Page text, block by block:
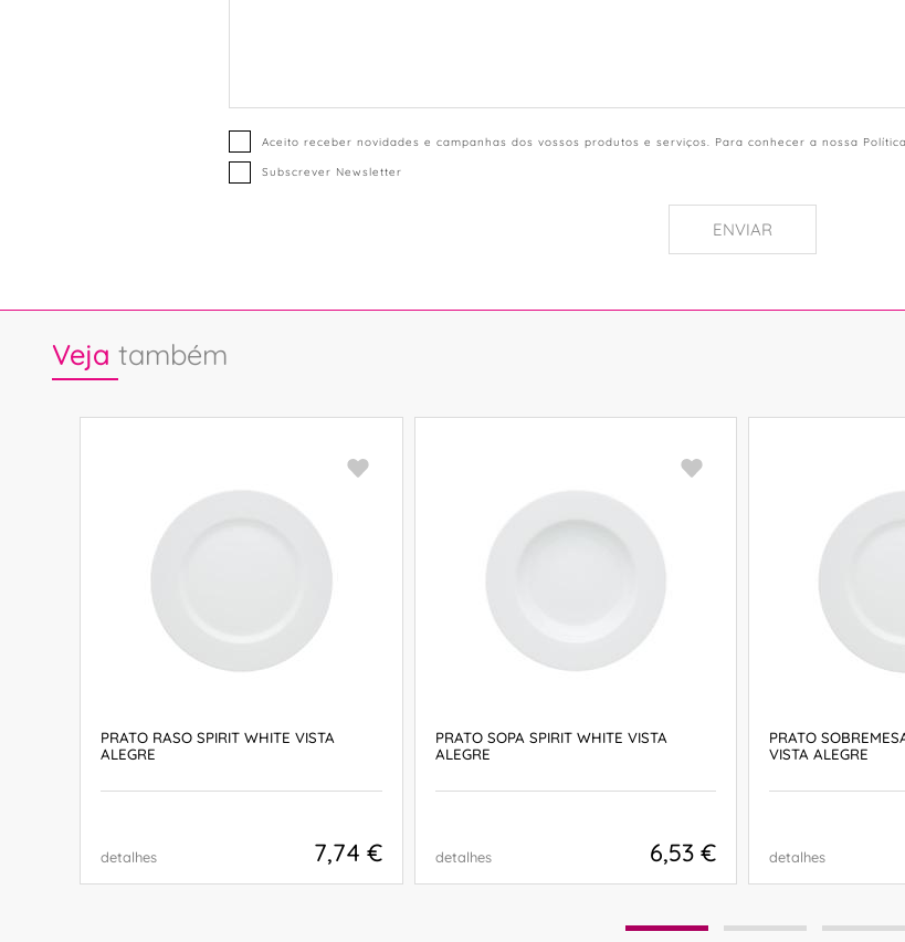
Aceito receber novidades e campanhas dos vossos produtos e serviços. Para conhecer a nossa
Subscrever Newsletter
ENVIAR
Veja também
PRATO RASO SPIRIT WHITE VISTA
ALEGRE
detalhes 7,74 €
PRATO SOPA SPIRIT WHITE VISTA
ALEGRE
detalhes 6,53 €
PRATO
VISTA ALEGRE
detalhes